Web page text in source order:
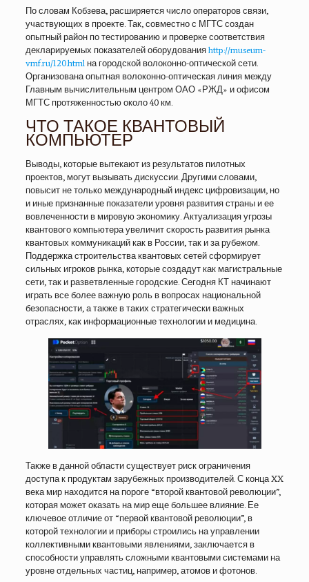
По словам Кобзева, расширяется число операторов связи,
участвующих в проекте. Так, совместно с МГТС создан
опытный район по тестированию и проверке соответствия
декларируемых показателей оборудования http://museum-
vmf.ru/120.html на городской волоконно-оптической сети.
Организована опытная волоконно-оптическая линия между
Главным вычислительным центром ОАО «РЖД» и офисом
МГТС протяженностью около 40 км.
ЧТО ТАКОЕ КВАНТОВЫЙ
КОМПЬЮТЕР
Выводы, которые вытекают из результатов пилотных
проектов, могут вызывать дискуссии. Другими словами,
повысит не только международный индекс цифровизации, но
и иные признанные показатели уровня развития страны и ее
вовлеченности в мировую экономику. Актуализация угрозы
квантового компьютера увеличит скорость развития рынка
квантовых коммуникаций как в России, так и за рубежом.
Поддержка строительства квантовых сетей сформирует
сильных игроков рынка, которые создадут как магистральные
сети, так и разветвленные городские. Сегодня КТ начинают
играть все более важную роль в вопросах национальной
безопасности, а также в таких стратегически важных
отраслях, как информационные технологии и медицина.
Также в данной области существует риск ограничения
доступа к продуктам зарубежных производителей. С конца XX
века мир находится на пороге “второй квантовой революции”,
которая может оказать на мир еще большее влияние. Ее
ключевое отличие от “первой квантовой революции”, в
которой технологии и приборы строились на управлении
коллективными квантовыми явлениями, заключается в
способности управлять сложными квантовыми системами на
уровне отдельных частиц, например, атомов и фотонов.